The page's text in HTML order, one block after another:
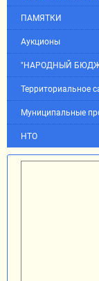
ПАМЯТКИ
Аукционы
"НАРОДНЫЙ
Территориальное
Муниципальные
НТО